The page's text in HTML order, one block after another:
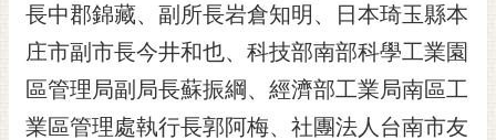
螢
光
花
長中郡錦藏、副所長岩倉知明、日本琦玉縣本
庄市副市長今井和也、科技部南部科學工業園
區管理局副局長蘇振綱、經濟部工業局南區工
業區管理處執行長郭阿梅、社團法人台南市友